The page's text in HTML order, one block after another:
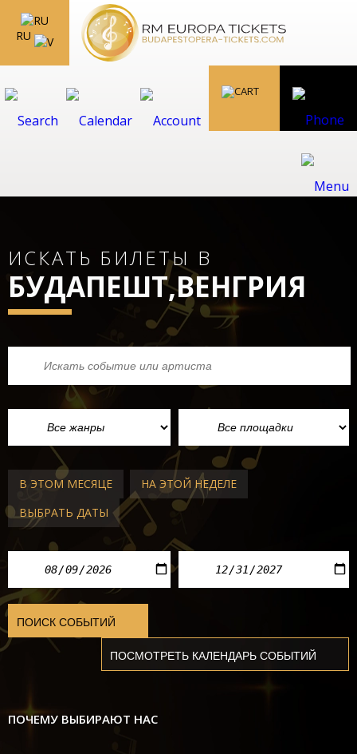
RU
ИСКАТЬ БИЛЕТЫ В
БУДАПЕШТ,ВЕНГРИЯ
В ЭТОМ МЕСЯЦЕ
НА ЭТОЙ НЕДЕЛЕ
ВЫБРАТЬ ДАТЫ
ПОЧЕМУ ВЫБИРАЮТ НАС